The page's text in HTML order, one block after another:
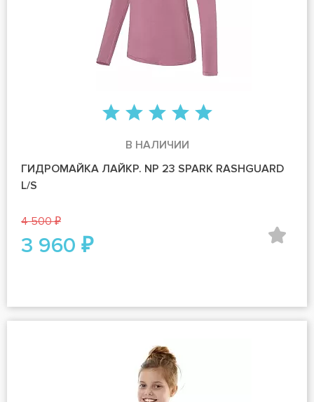
В НАЛИЧИИ
ГИДРОМАЙКА ЛАЙКР. NP 23 SPARK RASHGUARD
L/S
4 500 ₽
3 960 ₽